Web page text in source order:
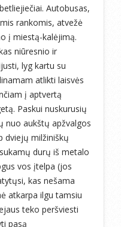
Autobusas,
rankomis, atvežė
į miestą-kalėjimą.
niūresnio ir
lyg kartu su
atlikti laisvės
į aptvertą
Paskui nuskurusių
nuo aukštų apžvalgos
dviejų milžiniškų
durų iš metalo
vos įtelpa (jos
kas nešama
atkarpa ilgu tamsiu
teko peršviesti
pasą